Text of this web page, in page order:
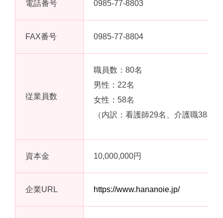
電話番号 0985-77-8803
FAX番号 0985-77-8804
従業員数
職員数：80名
男性：22名
女性：58名
（内訳：看護師29名、介護職38名
資本金 10,000,000円
企業URL https://www.hananoie.jp/